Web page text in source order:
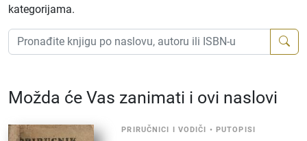
kategorijama.
Možda će Vas zanimati i ovi naslovi
PRIRUČNICI I VODIČI • PUTOPISI